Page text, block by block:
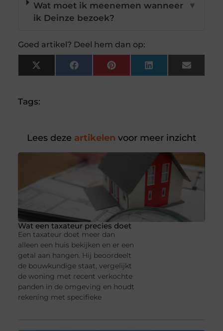
Wat moet ik meenemen wanneer
ik Deinze bezoek?
▼
Goed artikel? Deel hem dan op:
X
(Twitter)
FacebookPinterestLinkedInEmail
Tags:
Lees deze artikelen voor meer inzicht
Wat een taxateur precies doet
Een taxateur doet meer dan
alleen een huis bekijken en er een
getal aan hangen. Hij beoordeelt
de bouwkundige staat, vergelijkt
de woning met recent verkochte
panden in de omgeving en houdt
rekening met specifieke